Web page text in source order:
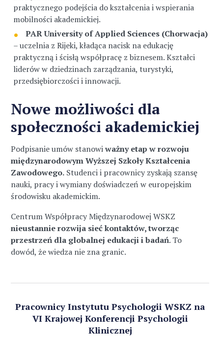
praktycznego podejścia do kształcenia i wspierania
mobilności akademickiej.
PAR University of Applied Sciences (Chorwacja)
– uczelnia z Rijeki, kładąca nacisk na edukację
praktyczną i ścisłą współpracę z biznesem. Kształci
liderów w dziedzinach zarządzania, turystyki,
przedsiębiorczości i innowacji.
Nowe możliwości dla
społeczności akademickiej
Podpisanie umów stanowiważny etap w rozwoju
międzynarodowym Wyższej Szkoły Kształcenia
Zawodowego. Studenci i pracownicy zyskają szansę
nauki, pracy i wymiany doświadczeń w europejskim
środowisku akademickim.
Centrum Współpracy Międzynarodowej WSKZ
nieustannie rozwija sieć kontaktów, tworząc
przestrzeń dla globalnej edukacji i badań. To
dowód, że wiedza nie zna granic.
Pracownicy Instytutu Psychologii WSKZ na
VI Krajowej Konferencji Psychologii
Klinicznej